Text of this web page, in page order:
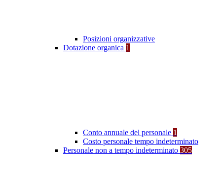
Posizioni organizzative
Dotazione organica 1
Conto annuale del personale 1
Costo personale tempo indeterminato
Personale non a tempo indeterminato 305